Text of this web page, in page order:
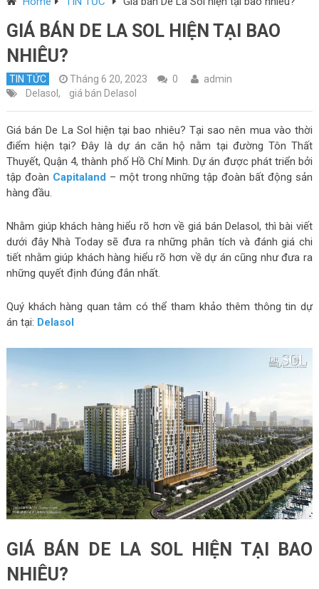
GIÁ BÁN DE LA SOL HIỆN TẠI BAO
NHIÊU?
TIN TỨC Tháng 6 20, 2023 0
admin
Delasol, giá bán Delasol
Giá bán De La Sol hiện tại bao nhiêu? Tại sao nên mua vào thời
điểm hiện tại? Đây là dự án căn hộ nằm tại đường Tôn Thất
Thuyết, Quận 4, thành phố Hồ Chí Minh. Dự án được phát triển bởi
tập đoàn Capitaland – một trong những tập đoàn bất động sản
hàng đầu.
Nhằm giúp khách hàng hiểu rõ hơn về giá bán Delasol, thì bài viết
dưới đây Nhà Today sẽ đưa ra những phân tích và đánh giá chi
tiết nhằm giúp khách hàng hiểu rõ hơn về dự án cũng như đưa ra
những quyết định đúng đắn nhất.
Quý khách hàng quan tâm có thể tham khảo thêm thông tin dự
án tại: Delasol
GIÁ BÁN DE LA SOL HIỆN TẠI BAO
NHIÊU?